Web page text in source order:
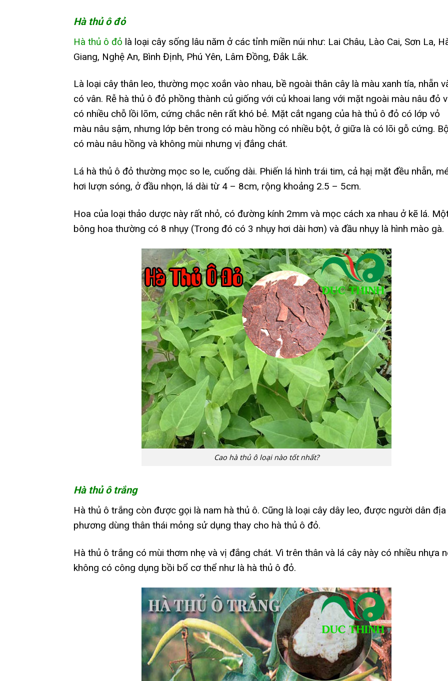
Hà thủ ô đỏ
Hà thủ ô đỏ là loại cây sống lâu năm ở các tỉnh miền núi như: Lai Châu, Lào Cai, Sơn La,
Giang, Nghệ An, Bình Định, Phú Yên, Lâm Đồng, Đắk Lắk.
Là loại cây thân leo, thường mọc xoắn vào nhau, bề ngoài thân cây là màu xanh tía, nhẵn
có vân. Rễ hà thủ ô đỏ phồng thành củ giống với củ khoai lang với mặt ngoài màu nâu đỏ
có nhiều chỗ lồi lõm, cứng chắc nên rất khó bẻ. Mặt cắt ngang của hà thủ ô đỏ có lớp vỏ
màu nâu sậm, nhưng lớp bên trong có màu hồng có nhiều bột, ở giữa là có lõi gỗ cứng.
có màu nâu hồng và không mùi nhưng vị đắng chát.
Lá hà thủ ô đỏ thường mọc so le, cuống dài. Phiến lá hình trái tim, cả hạị mặt đều nhẵn,
hơi lượn sóng, ở đầu nhọn, lá dài từ 4 – 8cm, rộng khoảng 2.5 – 5cm.
Hoa của loại thảo dược này rất nhỏ, có đường kính 2mm và mọc cách xa nhau ở kẽ lá.
bông hoa thường có 8 nhụy (Trong đó có 3 nhụy hơi dài hơn) và đầu nhụy là hình mào gà.
Cao hà thủ ô loại nào tốt nhất?
Hà thủ ô trắng
Hà thủ ô trắng còn được gọi là nam hà thủ ô. Cũng là loại cây dây leo, được người dân địa
phương dùng thân thái mỏng sử dụng thay cho hà thủ ô đỏ.
Hà thủ ô trắng có mùi thơm nhẹ và vị đắng chát. Vì trên thân và lá cây này có nhiều nhựa
không có công dụng bồi bổ cơ thể như là hà thủ ô đỏ.